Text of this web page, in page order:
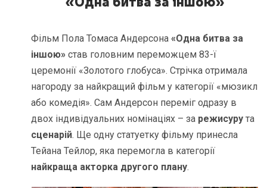
Фільм Пола Томаса Андерсона«Одна битва за
іншою»став головним переможцем 83-ї
церемонії «Золотого глобуса». Стрічка отримала
нагороду за найкращий фільм у категорії «мюзикл
або комедія». Сам Андерсон переміг одразу в
двох індивідуальних номінаціях – за режисуру та
сценарій. Ще одну статуетку фільму принесла
Тейана Тейлор, яка перемогла в категорії
найкраща акторка другого плану.